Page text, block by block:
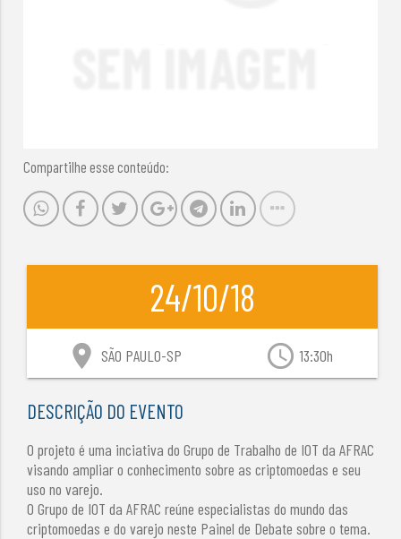
Compartilhe esse conteúdo:
24/10/18
access_time 13:30h
location_on SÃO PAULO-SP
DESCRIÇÃO DO EVENTO
O projeto é uma inciativa do Grupo de Trabalho de IOT da AFRAC
visando ampliar o conhecimento sobre as criptomoedas e seu
uso no varejo.
O Grupo de IOT da AFRAC reúne especialistas do mundo das
criptomoedas e do varejo neste Painel de Debate sobre o tema.